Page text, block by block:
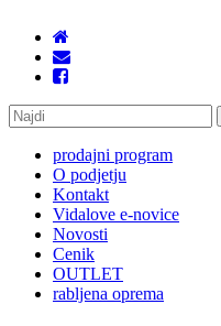
prodajni program
O podjetju
Kontakt
Vidalove e-novice
Novosti
Cenik
OUTLET
rabljena oprema